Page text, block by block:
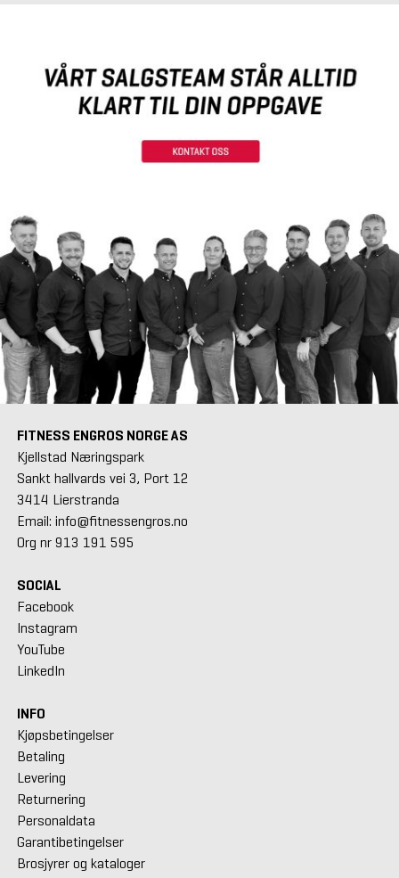
FITNESS ENGROS NORGE AS
Kjellstad Næringspark
Sankt hallvards vei 3, Port 12
3414 Lierstranda
Email: info@fitnessengros.no
Org nr 913 191 595
SOCIAL
Facebook
Instagram
YouTube
LinkedIn
INFO
Kjøpsbetingelser
Betaling
Levering
Returnering
Personaldata
Garantibetingelser
Brosjyrer og kataloger